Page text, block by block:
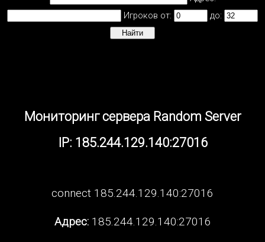
Игроков от:
до:
Мониторинг сервера Random Server
IP: 185.244.129.140:27016
connect 185.244.129.140:27016
Адрес: 185.244.129.140:27016